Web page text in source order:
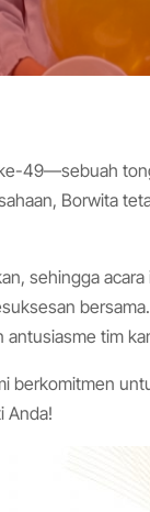
49—sebuah
Borwita
sehingga
tim
berkomitmen
Anda!